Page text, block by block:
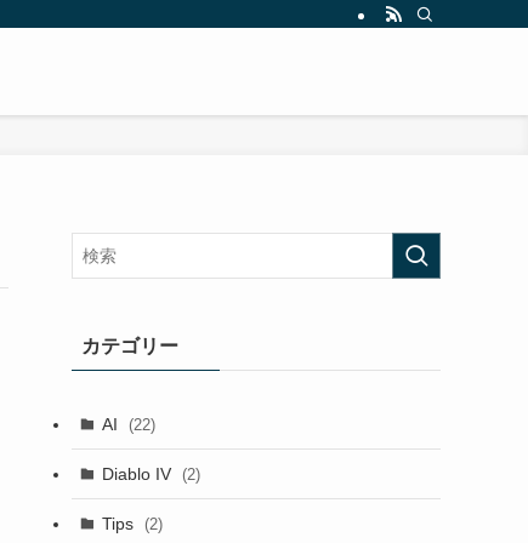
カテゴリー
AI (22)
Diablo IV (2)
Tips (2)